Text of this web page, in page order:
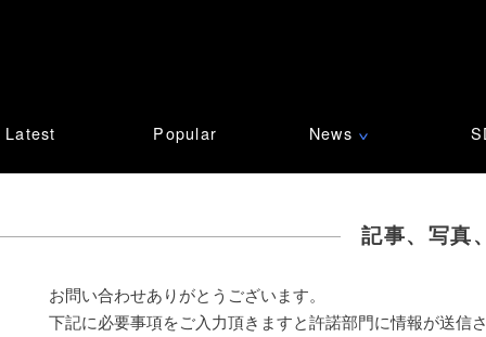
Latest Popular News ∨
記事、写真
お問い合わせありがとうございます。
下記に必要事項をご入力頂きますと許諾部門に情報が送信